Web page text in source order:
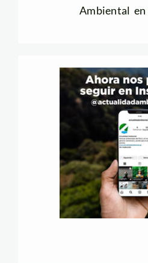
Ambiental en